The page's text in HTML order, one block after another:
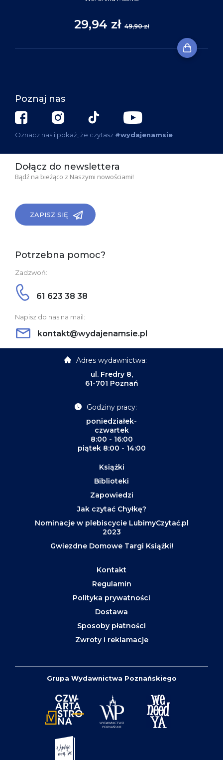
29,94 zł 49,90 zł
Poznaj nas
Oznacz nas i pokaż, że czytasz #wydajenamsie
Dołącz do newslettera
Bądź na bieżąco z Naszymi nowościami!
ZAPISZ SIĘ
Potrzebna pomoc?
Zadzwoń:
61 623 38 38
Napisz do nas na mail:
kontakt@wydajenamsie.pl
Adres wydawnictwa:
ul. Fredry 8,
61-701 Poznań
Godziny pracy:
poniedziałek-
czwartek
8:00 - 16:00
piątek 8:00 - 14:00
Książki
Biblioteki
Zapowiedzi
Jak czytać Chyłkę?
Nominacje w plebiscycie LubimyCzytać.pl
2023
Gwiezdne Domowe Targi Książki!
Kontakt
Regulamin
Polityka prywatności
Dostawa
Sposoby płatności
Zwroty i reklamacje
Grupa Wydawnictwa Poznańskiego